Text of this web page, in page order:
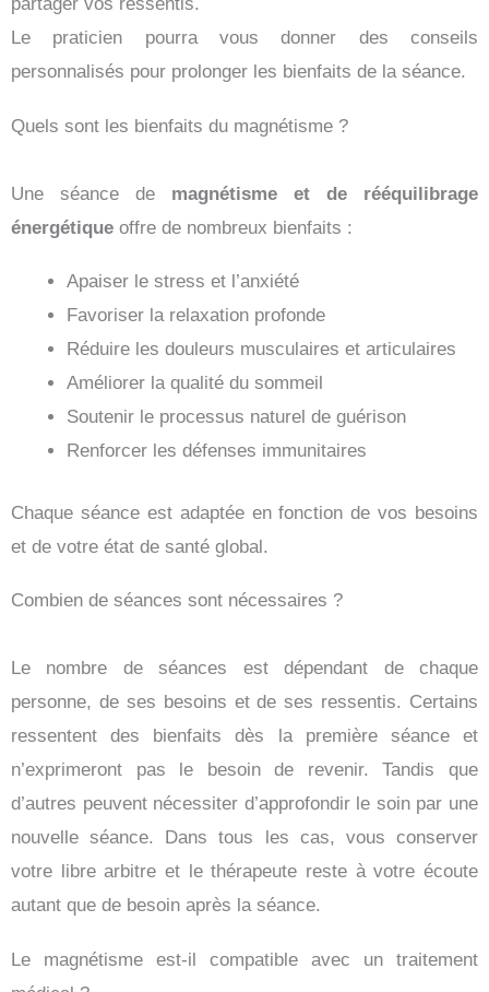
Le praticien pourra vous donner des conseils
personnalisés pour prolonger les bienfaits de la séance.
Quels sont les bienfaits du magnétisme ?
Une séance de magnétisme
et de rééquilibrage
énergétique offre de nombreux bienfaits :
Apaiser le stress et l’anxiété
Favoriser la relaxation profonde
Réduire les douleurs musculaires et articulaires
Améliorer la qualité du sommeil
Soutenir le processus naturel de guérison
Renforcer les défenses immunitaires
Chaque séance est adaptée en fonction de vos besoins
et de votre état de santé global.
Combien de séances sont nécessaires ?
Le nombre de séances est dépendant de chaque
personne, de ses besoins et de ses ressentis. Certains
ressentent des bienfaits dès la première séance et
n’exprimeront pas le besoin de revenir. Tandis que
d’autres peuvent nécessiter d’approfondir le soin par une
nouvelle séance. Dans tous les cas, vous conserver
votre libre arbitre et le thérapeute reste à votre écoute
autant que de besoin après la séance.
Le magnétisme est-il compatible avec un traitement